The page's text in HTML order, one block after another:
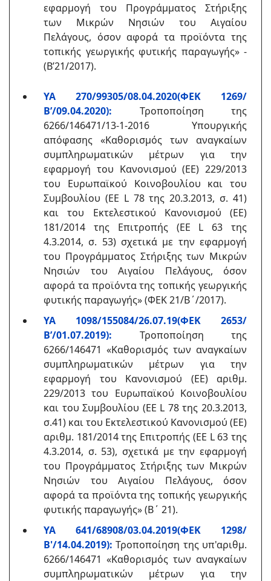
εφαρμογή του Προγράμματος Στήριξης
των Μικρών Νησιών του Αιγαίου
Πελάγους, όσον αφορά τα προϊόντα της
τοπικής γεωργικής φυτικής παραγωγής» -
(Β’21/2017).
ΥΑ 270/99305/08.04.2020(ΦΕΚ 1269/
Β’/09.04.2020): Τροποποίηση της
6266/146471/13-1-2016 Υπουργικής
απόφασης «Καθορισμός των αναγκαίων
συμπληρωματικών μέτρων για την
εφαρμογή του Κανονισμού (ΕΕ) 229/2013
του Ευρωπαϊκού Κοινοβουλίου και του
Συμβουλίου (ΕΕ L 78 της 20.3.2013, σ. 41)
και του Εκτελεστικού Κανονισμού (ΕΕ)
181/2014 της Επιτροπής (ΕΕ L 63 της
4.3.2014, σ. 53) σχετικά με την εφαρμογή
του Προγράμματος Στήριξης των Μικρών
Νησιών του Αιγαίου Πελάγους, όσον
αφορά τα προϊόντα της τοπικής γεωργικής
φυτικής παραγωγής» (ΦΕΚ 21/Β΄/2017).
ΥΑ 1098/155084/26.07.19(ΦΕΚ 2653/
Β’/01.07.2019): Τροποποίηση της
6266/146471 «Καθορισμός των αναγκαίων
συμπληρωματικών μέτρων για την
εφαρμογή του Κανονισμού (ΕΕ) αριθμ.
229/2013 του Ευρωπαϊκού Κοινοβουλίου
και του Συμβουλίου (ΕΕ L 78 της 20.3.2013,
σ.41) και του Εκτελεστικού Κανονισμού (ΕΕ)
αριθμ. 181/2014 της Επιτροπής (ΕΕ L 63 της
4.3.2014, σ. 53), σχετικά με την εφαρμογή
του Προγράμματος Στήριξης των Μικρών
Νησιών του Αιγαίου Πελάγους, όσον
αφορά τα προϊόντα της τοπικής γεωργικής
φυτικής παραγωγής» (Β΄ 21).
ΥΑ 641/68908/03.04.2019(ΦΕΚ 1298/
Β'/14.04.2019): Τροποποίηση της υπ'αριθμ.
6266/146471 «Καθορισμός των αναγκαίων
συμπληρωματικών μέτρων για την